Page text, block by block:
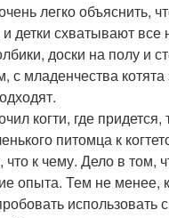
легко объяснить,
схватывают все
доски на полу и
младенчества котята
когти, где
питомца к
к чему. Дело в том,
опыта. Тем не менее,